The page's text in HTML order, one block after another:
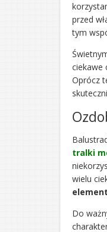
przed
tym
ciekawe
Oprócz
tralki
wielu
Do